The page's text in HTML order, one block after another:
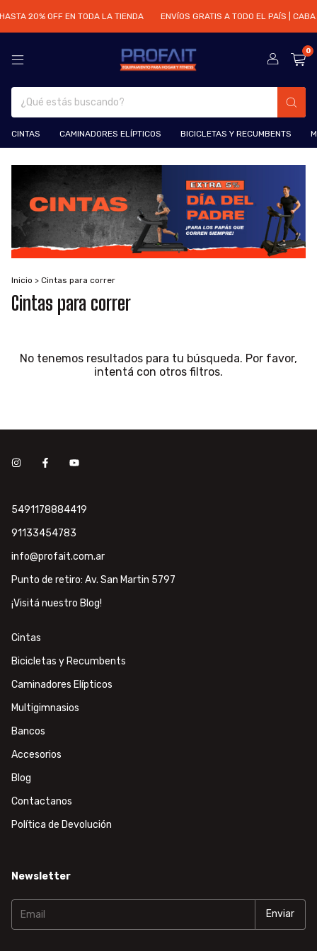
20% OFF EN TODA LA TIENDA ENVÍOS GRATIS A TODO EL PAÍS |
0
CINTAS CAMINADORES ELÍPTICOS BICICLETAS Y RECUMBENTS
Inicio > Cintas para correr
Cintas para correr
No tenemos resultados para tu búsqueda. Por favor,
intentá con otros filtros.
5491178884419
91133454783
info@profait.com.ar
Punto de retiro: Av. San Martin 5797
¡Visitá nuestro Blog!
Cintas
Bicicletas y Recumbents
Caminadores Elípticos
Multigimnasios
Bancos
Accesorios
Blog
Contactanos
Política de Devolución
Newsletter